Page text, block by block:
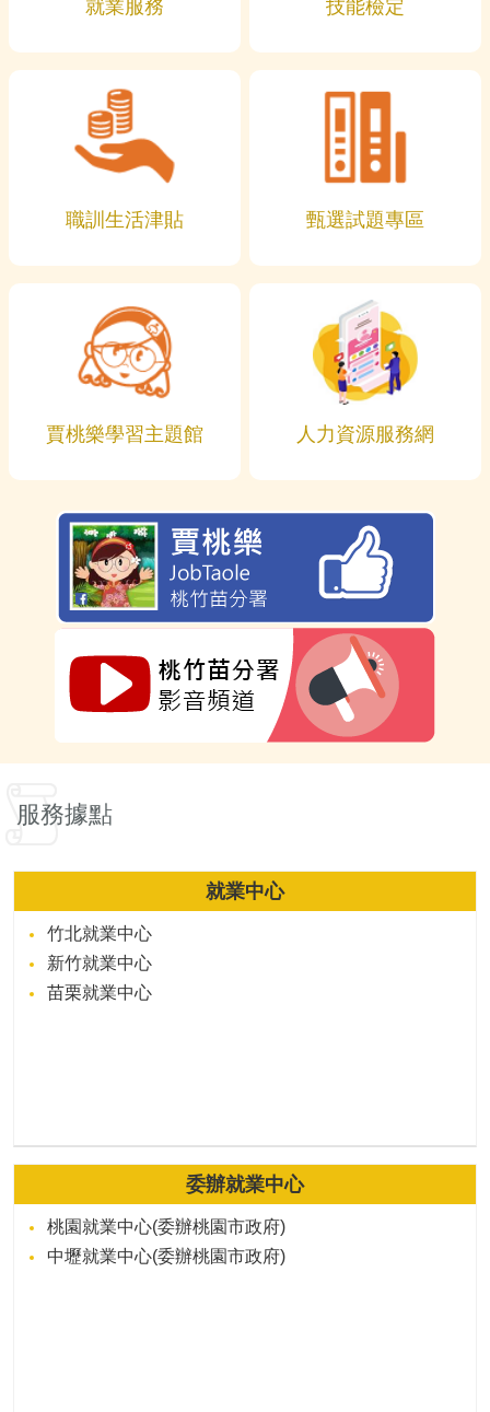
就業服務 技能檢定
職訓生活津貼 甄選試題專區
賈桃樂學習主題館 人力資源服務網
服務據點
就業中心
竹北就業中心
新竹就業中心
苗栗就業中心
委辦就業中心
桃園就業中心(委辦桃園市政府)
中壢就業中心(委辦桃園市政府)